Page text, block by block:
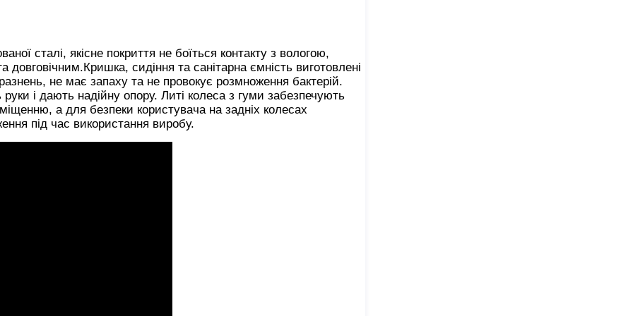
сталі, якісне покриття не боїться контакту з вологою,
довговічним.Кришка, сидіння та санітарна ємність виготовлені
не має запаху та не провокує розмноження бактерій.
і дають надійну опору. Литі колеса з гуми забезпечують
а для безпеки користувача на задніх колесах
під час використання виробу.